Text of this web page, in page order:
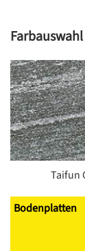
Taifun
Bodenplatten